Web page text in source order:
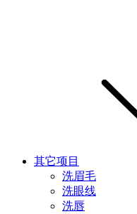
其它项目
洗眉毛
洗眼线
洗唇